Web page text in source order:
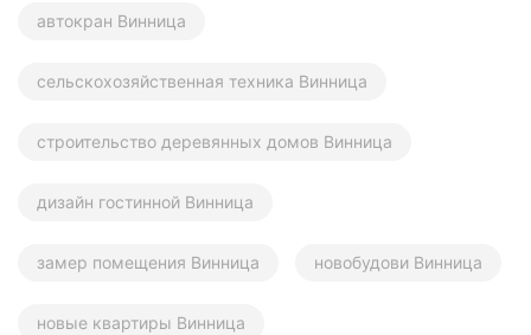
автокран Винница
сельскохозяйственная техника Винница
строительство деревянных домов Винница
дизайн гостинной Винница
замер помещения Винница новобудови Винница
новые квартиры Винница